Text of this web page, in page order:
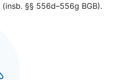
§§ 556d–556g BGB).